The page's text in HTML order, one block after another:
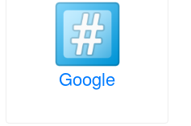
Google